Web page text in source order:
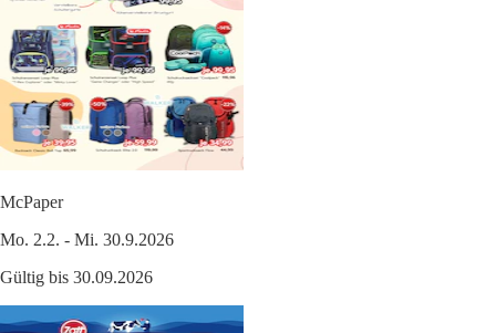
McPaper
Mo. 2.2. - Mi. 30.9.2026
Gültig bis 30.09.2026